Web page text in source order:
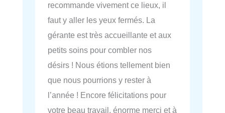
recommande vivement ce lieux, il
faut y aller les yeux fermés. La
gérante est très accueillante et aux
petits soins pour combler nos
désirs ! Nous étions tellement bien
que nous pourrions y rester à
l’année ! Encore félicitations pour
votre beau travail, énorme merci et à